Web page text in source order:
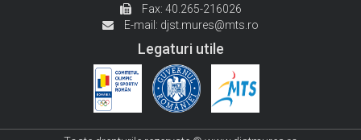
Fax: 40.265-216026
E-mail: djst.mures@mts.ro
Legaturi utile